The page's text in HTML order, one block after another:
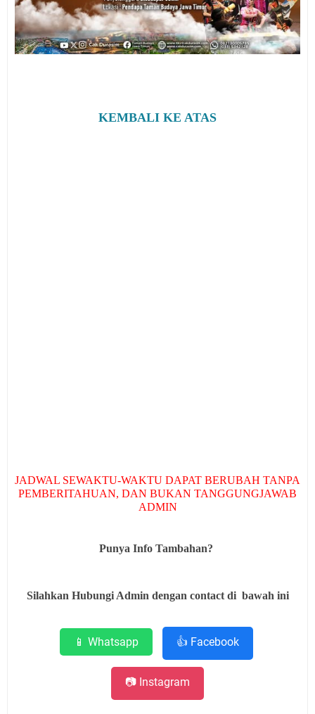
KEMBALI KE ATAS
JADWAL SEWAKTU-WAKTU DAPAT BERUBAH TANPA
PEMBERITAHUAN, DAN BUKAN TANGGUNGJAWAB
ADMIN
Punya Info Tambahan?
Silahkan Hubungi Admin dengan contact di bawah ini
📱 Whatsapp 👍 Facebook
📷 Instagram